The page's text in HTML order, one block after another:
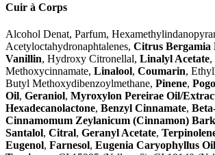
Cuir à Corps
Alcohol Denat, Parfum,
Acetyloctahydronaphtalenes, Citrus Bergamia
Vanillin, Hydroxy Citronellal, Linalyl Acetate,
Methoxycinnamate, Linalool, Coumarin,
Butyl Methoxydibenzoylmethane, Pinene,
Oil, Geraniol, Myroxylon Pereirae Oil/
Hexadecanolactone, Benzyl Cinnamate,
Cinnamomum Zeylanicum (Cinnamon)
Santalol, Citral, Geranyl Acetate,
Eugenol, Farnesol, Eugenia Caryophyllus Oil